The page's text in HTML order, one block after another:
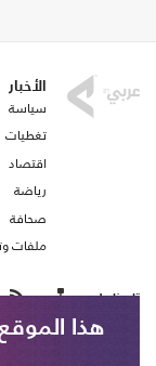
الأخبار
سياسة
تغطيات
اقتصاد
رياضة
صحافة
ملفات
تابعنا على
هذا